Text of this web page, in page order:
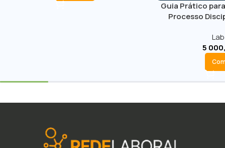
Guia Prático
Processo
5